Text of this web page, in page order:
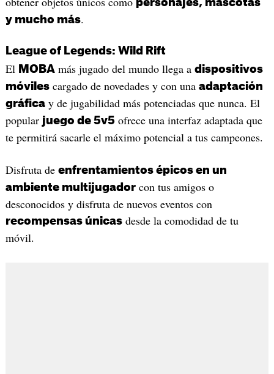
personajes, mascotas
y mucho más.
League of Legends: Wild Rift
El MOBAmás jugado del mundo llega a dispositivos
móvilescargado de novedades y con una adaptación
gráficay de jugabilidad más potenciadas que nunca. El
popular juego de 5v5ofrece una interfaz adaptada que
te permitirá sacarle el máximo potencial a tus campeones.
Disfruta de enfrentamientos épicos en un
ambiente multijugadorcon tus amigos o
desconocidos y disfruta de nuevos eventos con
recompensas únicasdesde la comodidad de tu
móvil.